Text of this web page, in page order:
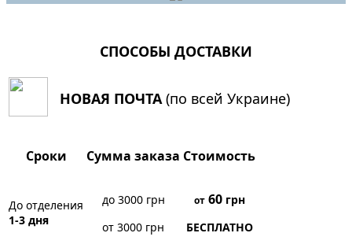
СПОСОБЫ ДОСТАВКИ
НОВАЯ ПОЧТА(по всей Украине)
Сроки Сумма заказа Стоимость
До отделения
1-3 дня
до 3000 грн от60грн
от 3000 грн
БЕСПЛАТНО